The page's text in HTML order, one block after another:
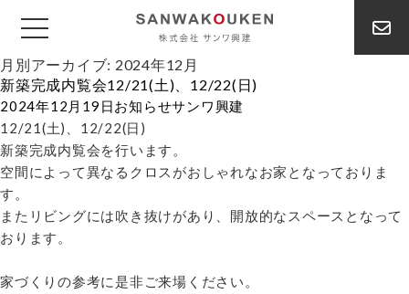
月別アーカイブ: 2024年12月
新築完成内覧会12/21(土)、12/22(日)
2024年12月19日お知らせサンワ興建
12/21(土)、12/22(日)
新築完成内覧会を行います。
空間によって異なるクロスがおしゃれなお家となっておりま
す。
またリビングには吹き抜けがあり、開放的なスペースとなって
おります。
家づくりの参考に是非ご来場ください。